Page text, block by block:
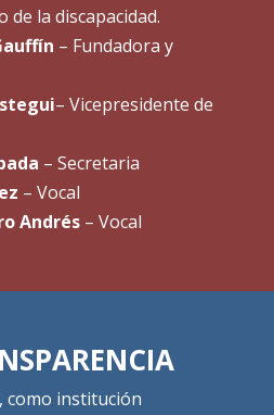
de la discapacidad.
– Fundadora y
– Vicepresidente de
– Secretaria
– Vocal
Andrés – Vocal
como institución